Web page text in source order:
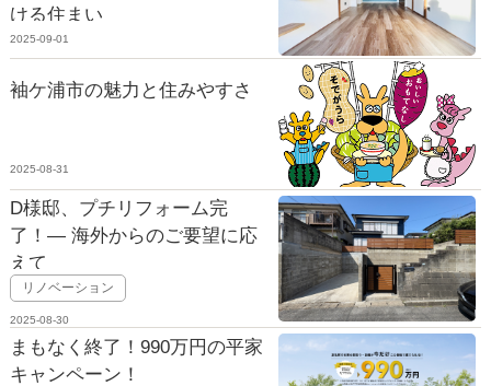
ける住まい
2025-09-01
袖ケ浦市の魅力と住みやすさ
2025-08-31
D様邸、プチリフォーム完
了！— 海外からのご要望に応
えて
リノベーション
2025-08-30
まもなく終了！990万円の平家
キャンペーン！